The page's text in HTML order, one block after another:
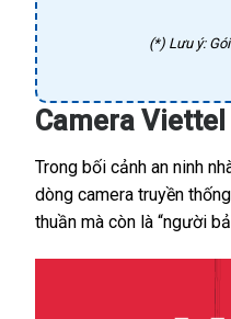
(*) Lưu ý:
Camera
Trong bối cảnh an ninh
dòng camera truyền
thuần mà còn là “người